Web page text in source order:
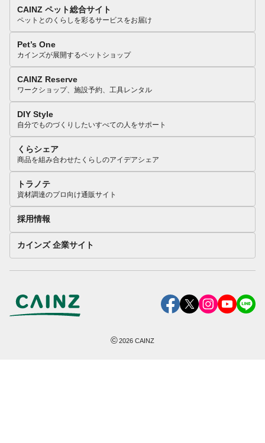
CAINZ ペット総合サイト
ペットとのくらしを彩るサービスをお届け
Pet’s One
カインズが展開するペットショップ
CAINZ Reserve
ワークショップ、施設予約、工具レンタル
DIY Style
自分でものづくりしたいすべての人をサポート
くらシェア
商品を組み合わせたくらしのアイデアシェア
トラノテ
資材調達のプロ向け通販サイト
採用情報
カインズ 企業サイト
©2026 CAINZ